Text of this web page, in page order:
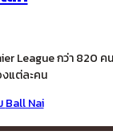
League กว่า 820 ค
แต่ละคน
Ball Nai